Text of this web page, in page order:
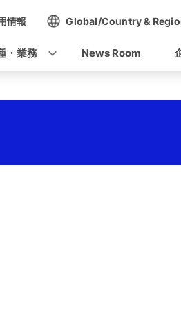
情報 Global/Country &
・業務 News Room